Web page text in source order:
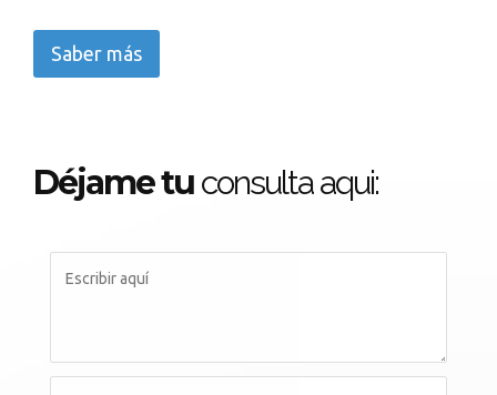
Saber más
Déjame tu consulta aqui: